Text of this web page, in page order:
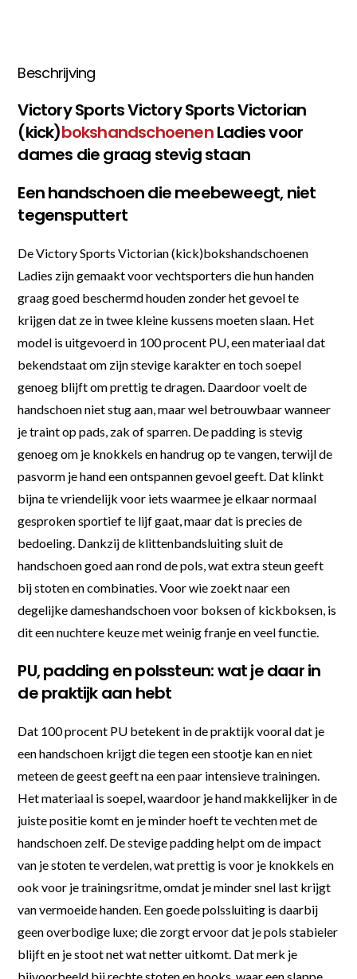
Beschrijving
Victory Sports Victory Sports Victorian
(kick)bokshandschoenenLadies voor
dames die graag stevig staan
Een handschoen die meebeweegt, niet
tegensputtert
De Victory Sports Victorian (kick)bokshandschoenen
Ladies zijn gemaakt voor vechtsporters die hun handen
graag goed beschermd houden zonder het gevoel te
krijgen dat ze in twee kleine kussens moeten slaan. Het
model is uitgevoerd in 100 procent PU, een materiaal dat
bekendstaat om zijn stevige karakter en toch soepel
genoeg blijft om prettig te dragen. Daardoor voelt de
handschoen niet stug aan, maar wel betrouwbaar wanneer
je traint op pads, zak of sparren. De padding is stevig
genoeg om je knokkels en handrug op te vangen, terwijl de
pasvorm je hand een ontspannen gevoel geeft. Dat klinkt
bijna te vriendelijk voor iets waarmee je elkaar normaal
gesproken sportief te lijf gaat, maar dat is precies de
bedoeling. Dankzij de klittenbandsluiting sluit de
handschoen goed aan rond de pols, wat extra steun geeft
bij stoten en combinaties. Voor wie zoekt naar een
degelijke dameshandschoen voor boksen of kickboksen, is
dit een nuchtere keuze met weinig franje en veel functie.
PU, padding en polssteun: wat je daar in
de praktijk aan hebt
Dat 100 procent PU betekent in de praktijk vooral dat je
een handschoen krijgt die tegen een stootje kan en niet
meteen de geest geeft na een paar intensieve trainingen.
Het materiaal is soepel, waardoor je hand makkelijker in de
juiste positie komt en je minder hoeft te vechten met de
handschoen zelf. De stevige padding helpt om de impact
van je stoten te verdelen, wat prettig is voor je knokkels en
ook voor je trainingsritme, omdat je minder snel last krijgt
van vermoeide handen. Een goede polssluiting is daarbij
geen overbodige luxe; die zorgt ervoor dat je pols stabieler
blijft en je stoot net wat netter uitkomt. Dat merk je